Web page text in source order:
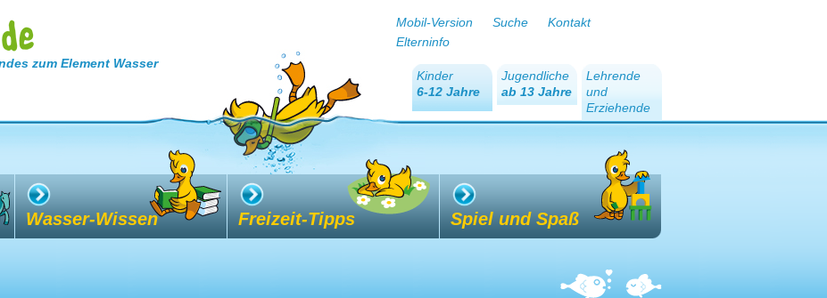
zum Element Wasser
Mobil-Version Suche
Kontakt
Elterninfo
Kinder
6-12 Jahre
Jugendliche
ab 13 Jahre
Lehrende
und
Erziehende
Wasser-Wissen Freizeit-Tipps Spiel und Spaß